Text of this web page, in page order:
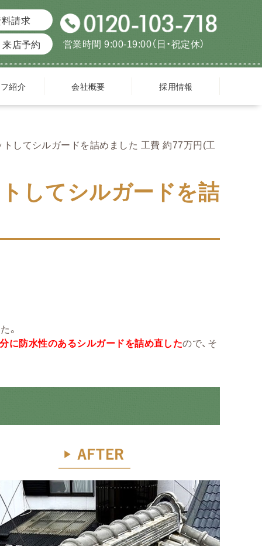
請求
来店予約
営業時間 9:00-19:00（日・祝定休）
紹介 会社概要 採用情報
してシルガードを詰めました 工費 約77万円(工
してシルガードを詰
。
に防水性のあるシルガードを詰め直したので、そ